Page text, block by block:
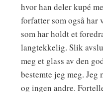
hvor han deler kupé
forfatter som også har
som har holdt et
langtekkelig. Slik
meg et glass av den
bestemte jeg meg. Jeg
og ingen andre.